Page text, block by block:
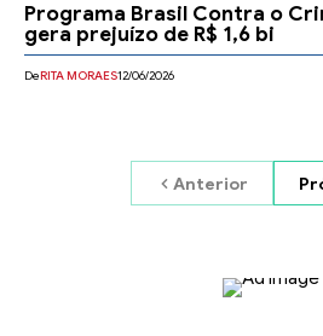
Programa Brasil Contra o
gera prejuízo de R$ 1,6 bi
DeRITA MORAES12/06/2026
Anterior